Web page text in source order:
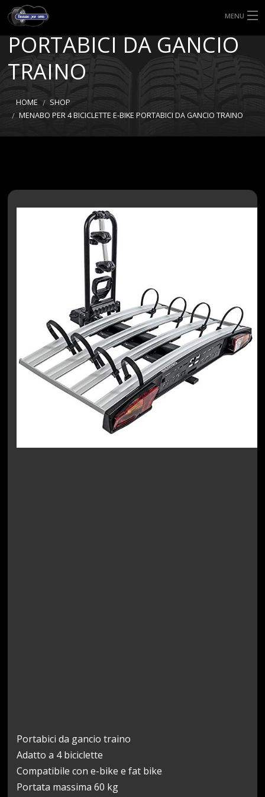
MENU
HOME
TIPI DI GOMME
MISURE GOMME
BICICLETTE E-BIKE
PORTABICI DA GANCIO
TRAINO
HOME
SHOP
MENABO PER 4 BICICLETTE E-BIKE PORTABICI DA GANCIO TRAINO
Portabici da gancio traino
Adatto a 4 biciclette
Compatibile con e-bike e fat bike
Portata massima 60 kg